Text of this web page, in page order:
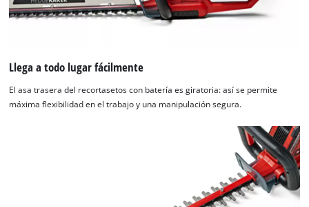
Llega a todo lugar fácilmente
El asa trasera del recortasetos con batería es giratoria: así se permite
máxima flexibilidad en el trabajo y una manipulación segura.